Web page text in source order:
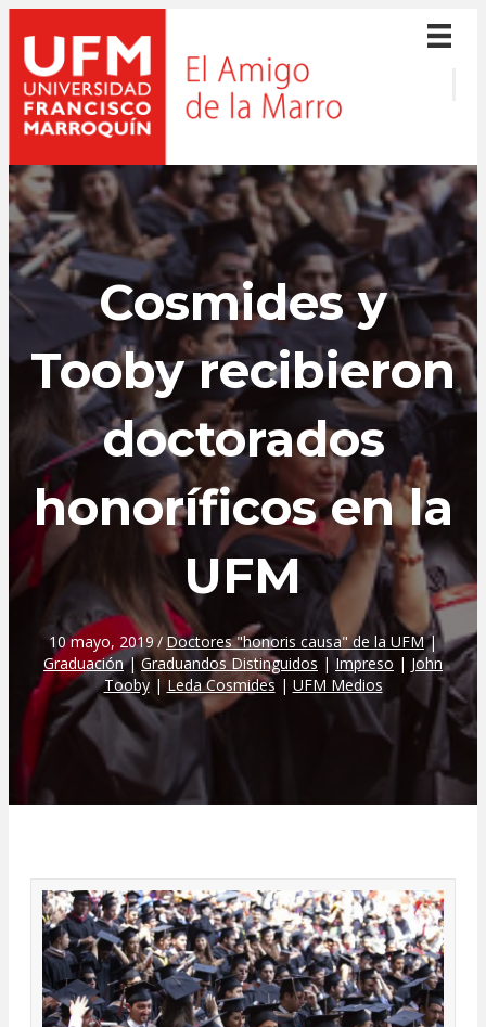
Cosmides y
Tooby recibieron
doctorados
honoríficos en la
UFM
10 mayo, 2019/ Doctores "honoris causa" de la UFM|
Graduación|Graduandos Distinguidos | Impreso | John
Tooby| Leda Cosmides | UFM Medios